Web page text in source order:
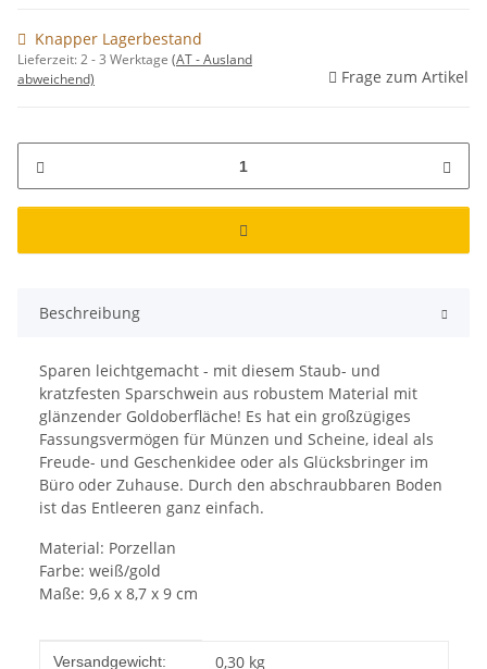
Knapper Lagerbestand
Lieferzeit:2 - 3 Werktage (AT - Ausland
abweichend)
Frage zum Artikel
Beschreibung
Sparen leichtgemacht - mit diesem Staub- und
kratzfesten Sparschwein aus robustem Material mit
glänzender Goldoberfläche! Es hat ein großzügiges
Fassungsvermögen für Münzen und Scheine, ideal als
Freude- und Geschenkidee oder als Glücksbringer im
Büro oder Zuhause. Durch den abschraubbaren Boden
ist das Entleeren ganz einfach.
Material: Porzellan
Farbe: weiß/gold
Maße: 9,6 x 8,7 x 9 cm
Produkteigenschaft
Wert
Versandgewicht: 0,30 kg